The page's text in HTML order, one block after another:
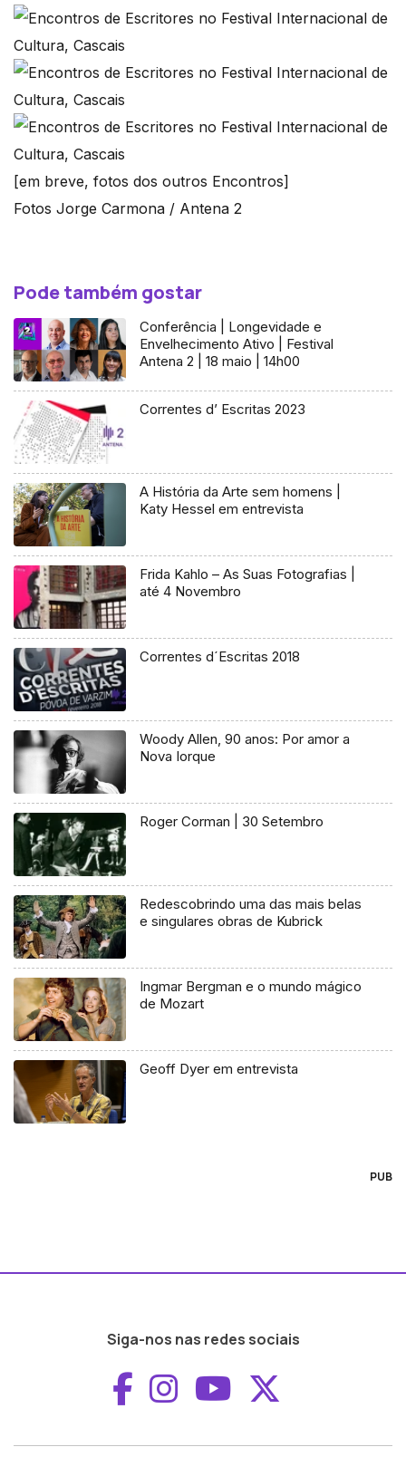
[em breve, fotos dos outros Encontros]
Fotos Jorge Carmona / Antena 2
Pode também gostar
Conferência | Longevidade e
Envelhecimento Ativo | Festival
Antena 2 | 18 maio | 14h00
Correntes d’ Escritas 2023
A História da Arte sem homens |
Katy Hessel em entrevista
Frida Kahlo – As Suas Fotografias |
até 4 Novembro
Correntes d´Escritas 2018
Woody Allen, 90 anos: Por amor a
Nova Iorque
Roger Corman | 30 Setembro
Redescobrindo uma das mais belas
e singulares obras de Kubrick
Ingmar Bergman e o mundo mágico
de Mozart
Geoff Dyer em entrevista
PUB
Siga-nos nas redes sociais
Aceder ao
Aceder ao
Aceder ao